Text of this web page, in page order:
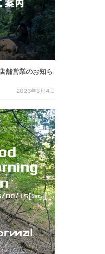
舗営業のお知ら
2026年8月4日